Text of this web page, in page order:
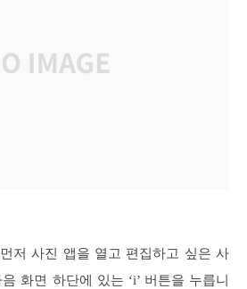
저 사진 앱을 열고 편집하고 싶은 사
화면 하단에 있는 ‘i’ 버튼을 누릅니